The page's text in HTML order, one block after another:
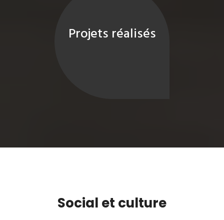
Projets réalisés
Social et culture